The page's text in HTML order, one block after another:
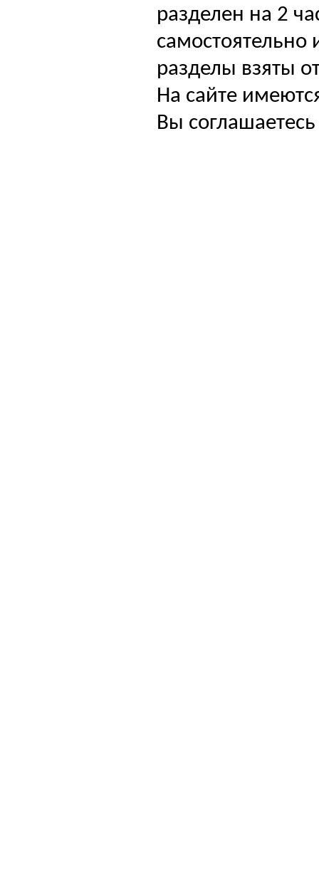
разделен на 2
самостоятельно
разделы взяты
На сайте
Вы